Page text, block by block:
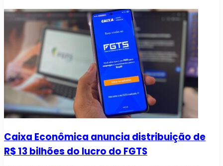
Caixa Econômica anuncia distribuição de
R$ 13 bilhões do lucro do FGTS